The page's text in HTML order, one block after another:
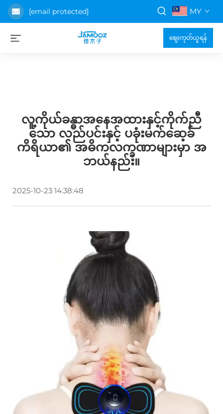
[email protected] MY
ဈေးကုတ်ယူရန်
လူ့ကိုယ်ခန္ဓာအနေအထားနှင့်ကိုက်ညီ
သော လည်ပင်းနှင့် ပခုံးမက်ဆေ့ခ်
ကိရိယာ၏ အဓိကလက္ခဏာများမှာ အ
ဘယ်နည်း။
2025-10-23 14:38:48